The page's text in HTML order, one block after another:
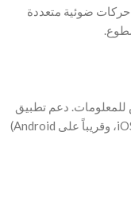
حركات ضوئية متعددة
عرض للمعلومات. دعم تطبيق
NANLINK المجاني عبر البلوتوث (متوفر على iOS، وقريباً على Android)